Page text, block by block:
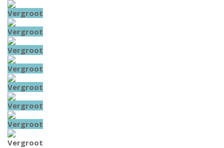
Vergroot
Vergroot
Vergroot
Vergroot
Vergroot
Vergroot
Vergroot
Vergroot